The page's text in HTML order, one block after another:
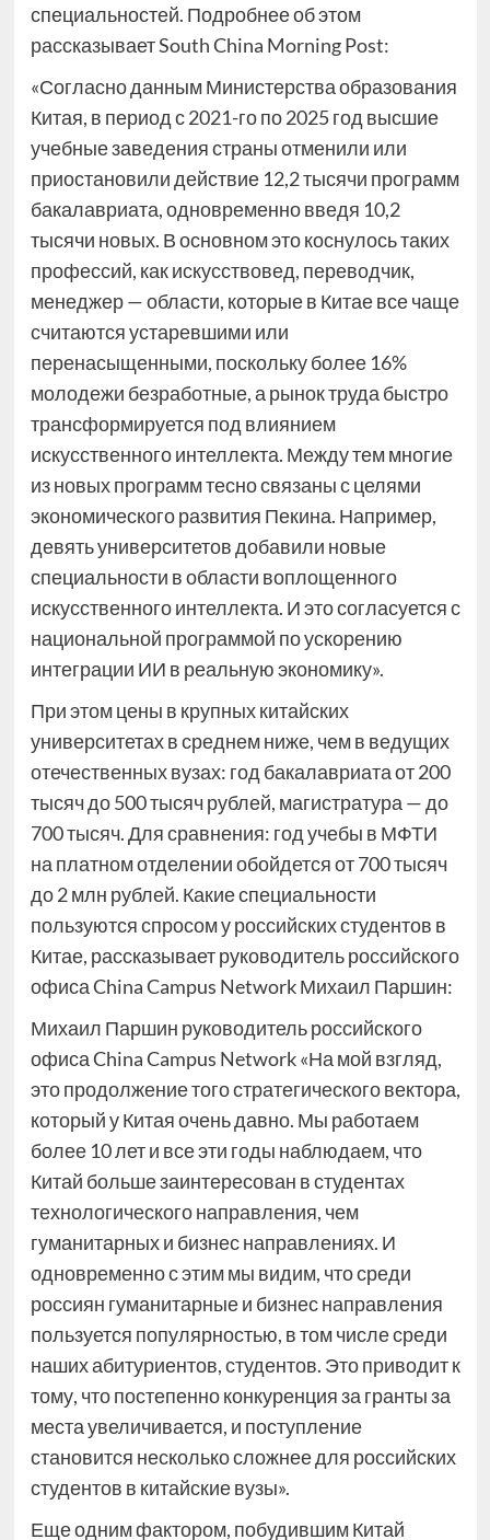
специальностей. Подробнее об этом
рассказывает South China Morning Post:
«Согласно данным Министерства образования
Китая, в период с 2021-го по 2025 год высшие
учебные заведения страны отменили или
приостановили действие 12,2 тысячи программ
бакалавриата, одновременно введя 10,2
тысячи новых. В основном это коснулось таких
профессий, как искусствовед, переводчик,
менеджер — области, которые в Китае все чаще
считаются устаревшими или
перенасыщенными, поскольку более 16%
молодежи безработные, а рынок труда быстро
трансформируется под влиянием
искусственного интеллекта. Между тем многие
из новых программ тесно связаны с целями
экономического развития Пекина. Например,
девять университетов добавили новые
специальности в области воплощенного
искусственного интеллекта. И это согласуется с
национальной программой по ускорению
интеграции ИИ в реальную экономику».
При этом цены в крупных китайских
университетах в среднем ниже, чем в ведущих
отечественных вузах: год бакалавриата от 200
тысяч до 500 тысяч рублей, магистратура — до
700 тысяч. Для сравнения: год учебы в МФТИ
на платном отделении обойдется от 700 тысяч
до 2 млн рублей. Какие специальности
пользуются спросом у российских студентов в
Китае, рассказывает руководитель российского
офиса China Campus Network Михаил Паршин:
Михаил Паршин руководитель российского
офиса China Campus Network «На мой взгляд,
это продолжение того стратегического вектора,
который у Китая очень давно. Мы работаем
более 10 лет и все эти годы наблюдаем, что
Китай больше заинтересован в студентах
технологического направления, чем
гуманитарных и бизнес направлениях. И
одновременно с этим мы видим, что среди
россиян гуманитарные и бизнес направления
пользуется популярностью, в том числе среди
наших абитуриентов, студентов. Это приводит к
тому, что постепенно конкуренция за гранты за
места увеличивается, и поступление
становится несколько сложнее для российских
студентов в китайские вузы».
Еще одним фактором, побудившим Китай